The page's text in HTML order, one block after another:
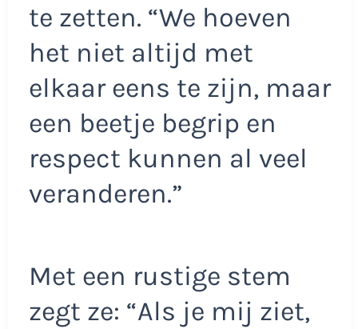
te zetten. “We hoeven
het niet altijd met
elkaar eens te zijn, maar
een beetje begrip en
respect kunnen al veel
veranderen.”
Met een rustige stem
zegt ze: “Als je mij ziet,